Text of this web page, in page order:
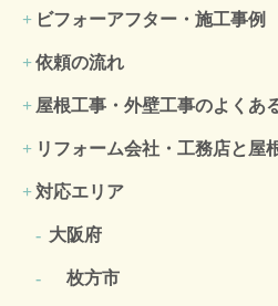
ビフォーアフター・施工事例
依頼の流れ
屋根工事・外壁工事のよくあ
リフォーム会社・工務店と屋
対応エリア
大阪府
枚方市